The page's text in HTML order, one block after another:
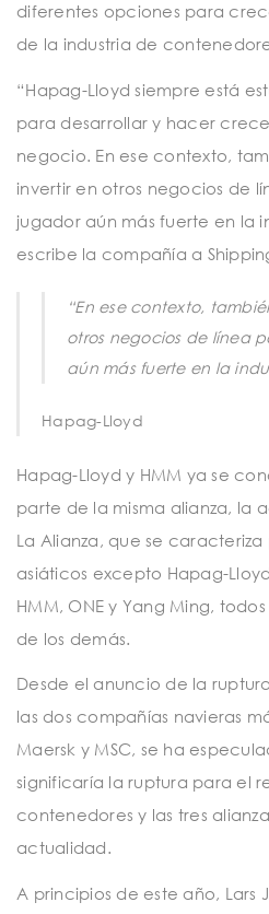
diferentes opciones para
de la industria de
“Hapag-Lloyd siempre está
para desarrollar y hacer
negocio. En ese contexto,
invertir en otros negocios de
jugador aún más fuerte en la
escribe la compañía a
“En ese contexto,
otros negocios de línea
aún más fuerte en la
Hapag-Lloyd
Hapag-Lloyd y HMM ya se
parte de la misma alianza, la
La Alianza, que se caracteriza
asiáticos excepto Hapag-
HMM, ONE y Yang Ming,
de los demás.
Desde el anuncio de la
las dos compañías navieras
Maersk y MSC, se ha
significaría la ruptura para el
contenedores y las tres
actualidad.
A principios de este año, Lars